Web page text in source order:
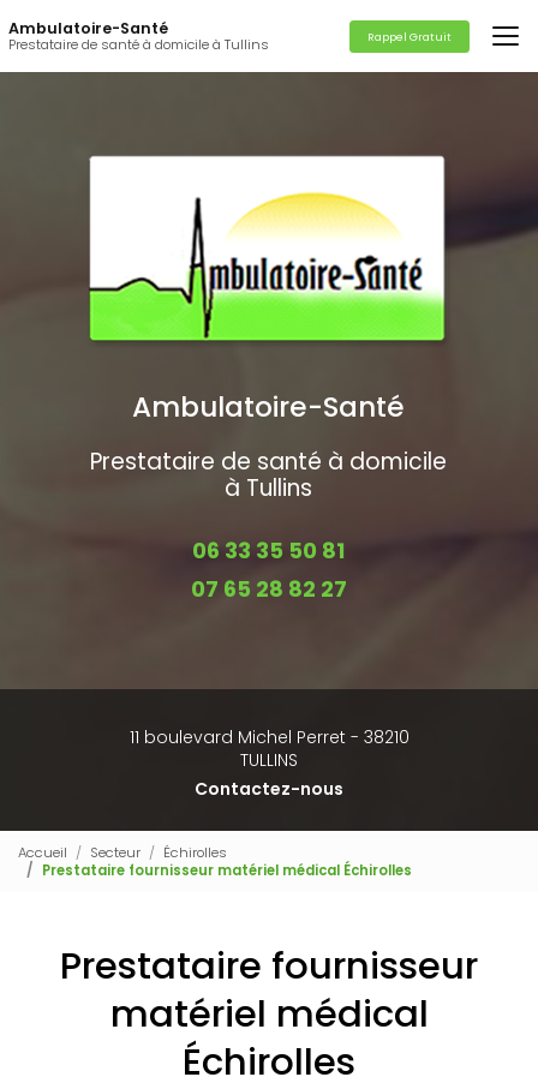
au
contenu
principal
Ambulatoire-Santé
Prestataire de santé à domicile à Tullins Rappel Gratuit
Ambulatoire-Santé
Prestataire de santé à domicile
à Tullins
06 33 35 50 81
07 65 28 82 27
11 boulevard Michel Perret - 38210
TULLINS
Contactez-nous
Accueil Secteur
Échirolles
Prestataire fournisseur matériel médical Échirolles
Prestataire fournisseur
matériel médical
Échirolles